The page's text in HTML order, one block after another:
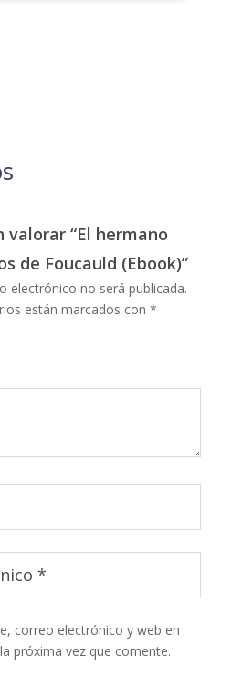
valorar “El hermano
de Foucauld (Ebook)”
electrónico no será publicada.
están marcados con *
correo electrónico y web en
próxima vez que comente.